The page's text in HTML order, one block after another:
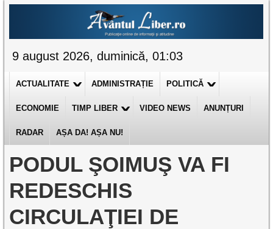
9 august 2026, duminică, 01:03
ACTUALITATE ADMINISTRAȚIE POLITICĂ
ECONOMIE TIMP LIBER VIDEO NEWS ANUNȚURI
RADAR AȘA DA! AȘA NU!
PODUL ŞOIMUŞ VA FI
REDESCHIS
CIRCULAŢIEI DE